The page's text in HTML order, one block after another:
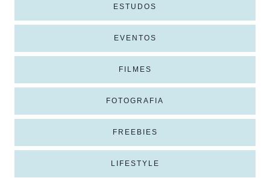
ESTUDOS
EVENTOS
FILMES
FOTOGRAFIA
FREEBIES
LIFESTYLE